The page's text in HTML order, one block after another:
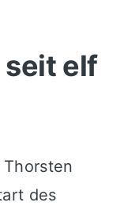
elf
des